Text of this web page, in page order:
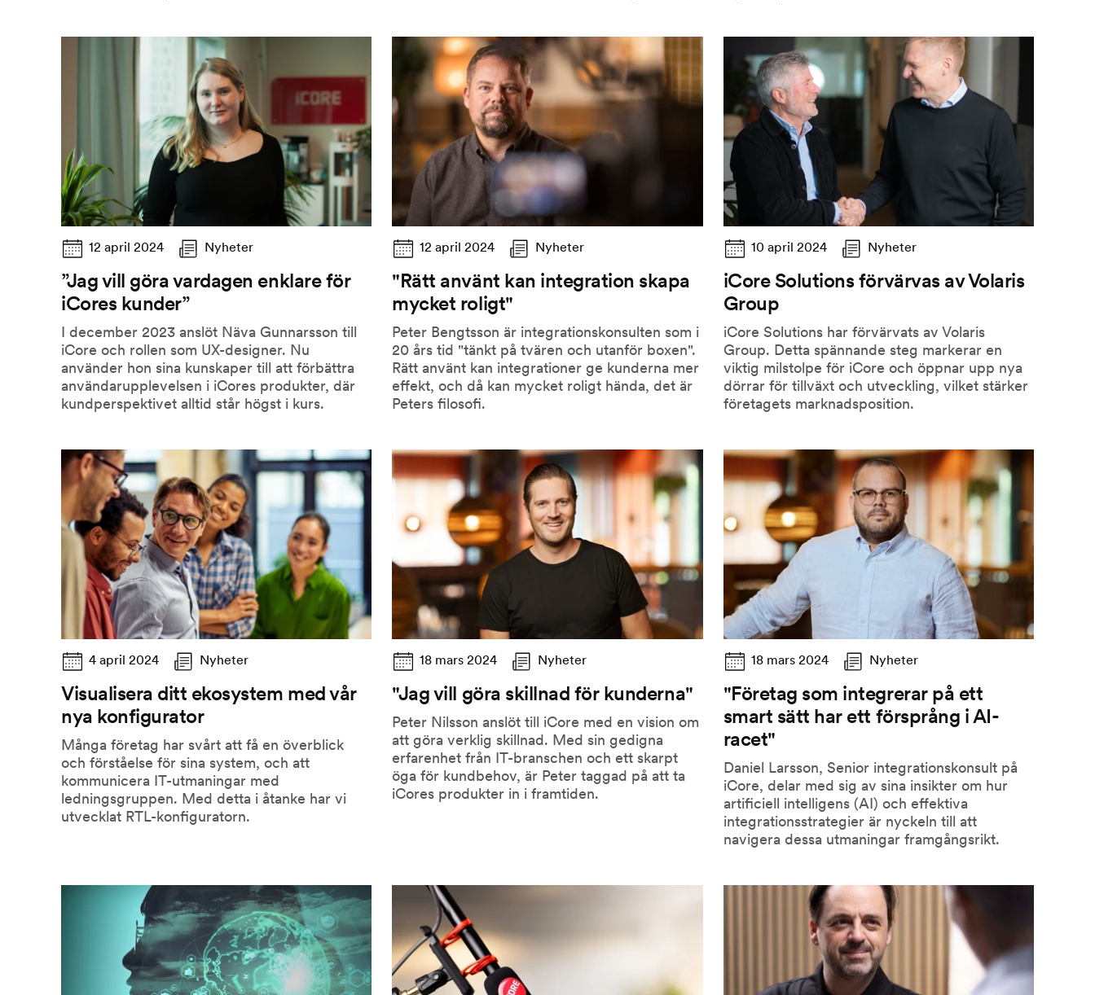
12 april 2024 Nyheter
”Jag vill göra vardagen enklare för
iCores kunder”
I december 2023 anslöt Näva Gunnarsson till
iCore och rollen som UX-designer. Nu
använder hon sina kunskaper till att förbättra
användarupplevelsen i iCores produkter, där
kundperspektivet alltid står högst i kurs.
12 april 2024 Nyheter
"Rätt använt kan integration skapa
mycket roligt"
Peter Bengtsson är integrationskonsulten som i
20 års tid "tänkt på tvären och utanför boxen".
Rätt använt kan integrationer ge kunderna mer
effekt, och då kan mycket roligt hända, det är
Peters filosofi.
10 april 2024 Nyheter
iCore Solutions förvärvas av Volaris
Group
iCore Solutions har förvärvats av Volaris
Group. Detta spännande steg markerar en
viktig milstolpe för iCore och öppnar upp nya
dörrar för tillväxt och utveckling, vilket stärker
företagets marknadsposition.
4 april 2024 Nyheter
Visualisera ditt ekosystem med vår
nya konfigurator
Många företag har svårt att få en överblick
och förståelse för sina system, och att
kommunicera IT-utmaningar med
ledningsgruppen. Med detta i åtanke har vi
utvecklat RTL-konfiguratorn.
18 mars 2024 Nyheter
"Jag vill göra skillnad för kunderna"
Peter Nilsson anslöt till iCore med en vision om
att göra verklig skillnad. Med sin gedigna
erfarenhet från IT-branschen och ett skarpt
öga för kundbehov, är Peter taggad på att ta
iCores produkter in i framtiden.
18 mars 2024 Nyheter
"Företag som integrerar på ett
smart sätt har ett försprång i AI-
racet"
Daniel Larsson, Senior integrationskonsult på
iCore, delar med sig av sina insikter om hur
artificiell intelligens (AI) och effektiva
integrationsstrategier är nyckeln till att
navigera dessa utmaningar framgångsrikt.